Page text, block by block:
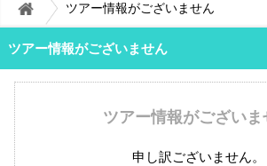
ツアー情報がございません
ツアー情報がございません
ツアー情報がございま
申し訳ございません。